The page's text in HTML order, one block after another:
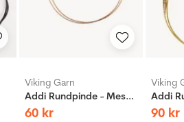
Viking Garn
Addi Rundpinde - Messing
60 kr
Viking
90 kr